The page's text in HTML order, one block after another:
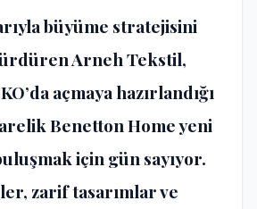
büyüme stratejisini
Arneh Tekstil,
açmaya hazırlandığı
Benetton Home yeni
için gün sayıyor.
zarif tasarımlar ve